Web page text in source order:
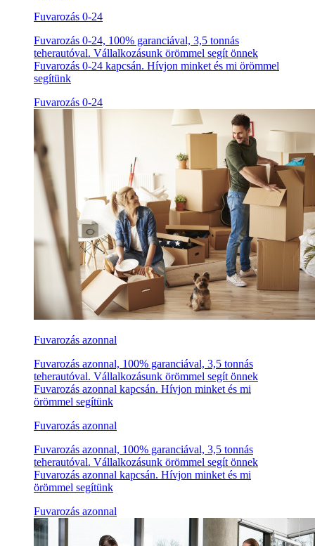
Fuvarozás 0-24
Fuvarozás 0-24, 100% garanciával, 3,5 tonnás
teherautóval. Vállalkozásunk örömmel segít önnek
Fuvarozás 0-24 kapcsán. Hívjon minket és mi örömmel
segítünk
Fuvarozás 0-24
Fuvarozás azonnal
Fuvarozás azonnal, 100% garanciával, 3,5 tonnás
teherautóval. Vállalkozásunk örömmel segít önnek
Fuvarozás azonnal kapcsán. Hívjon minket és mi
örömmel segítünk
Fuvarozás azonnal
Fuvarozás azonnal, 100% garanciával, 3,5 tonnás
teherautóval. Vállalkozásunk örömmel segít önnek
Fuvarozás azonnal kapcsán. Hívjon minket és mi
örömmel segítünk
Fuvarozás azonnal